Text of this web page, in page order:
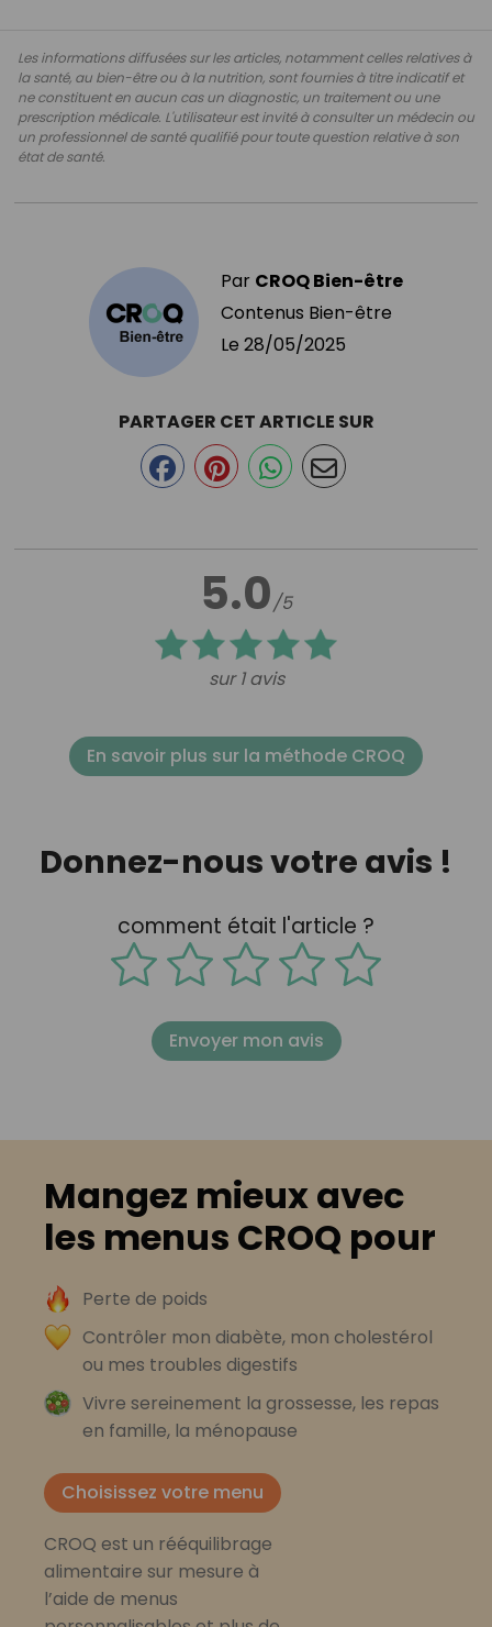
Les informations diffusées sur les articles, notamment celles relatives à
la santé, au bien-être ou à la nutrition, sont fournies à titre indicatif et
ne constituent en aucun cas un diagnostic, un traitement ou une
prescription médicale. L'utilisateur est invité à consulter un médecin ou
un professionnel de santé qualifié pour toute question relative à son
état de santé.
Par CROQ Bien-être
Contenus Bien-être
Le 28/05/2025
5.0/5
sur 1 avis
PARTAGER CET ARTICLE SUR
En savoir plus sur la méthode CROQ
Donnez-nous votre avis !
comment était l'article ?
Envoyer mon avis
Mangez mieux avec
les menus CROQ pour
Perte de poids
Contrôler mon diabète, mon cholestérol
ou mes troubles digestifs
Vivre sereinement la grossesse, les repas
en famille, la ménopause
Choisissez votre menu
CROQ est un rééquilibrage
alimentaire sur mesure à
l’aide de menus